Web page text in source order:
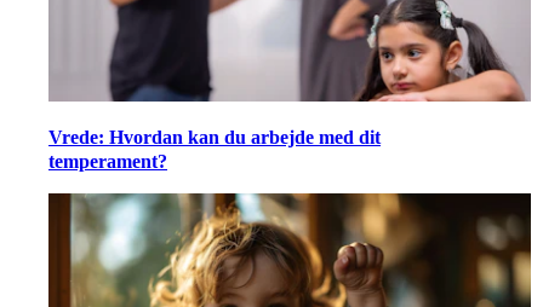
Vrede: Hvordan kan du arbejde med dit
temperament?